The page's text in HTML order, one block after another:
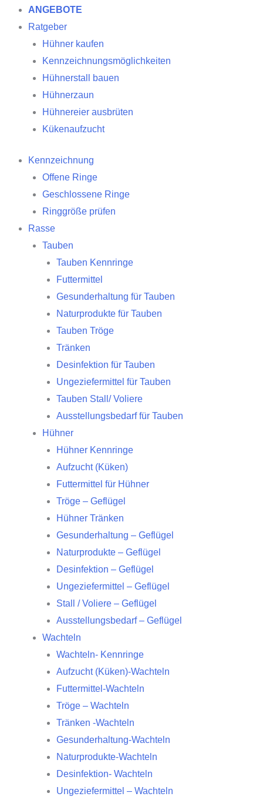
ANGEBOTE
Ratgeber
Hühner kaufen
Kennzeichnungsmöglichkeiten
Hühnerstall bauen
Hühnerzaun
Hühnereier ausbrüten
Kükenaufzucht
Kennzeichnung
Offene Ringe
Geschlossene Ringe
Ringgröße prüfen
Rasse
Tauben
Tauben Kennringe
Futtermittel
Gesunderhaltung für Tauben
Naturprodukte für Tauben
Tauben Tröge
Tränken
Desinfektion für Tauben
Ungeziefermittel für Tauben
Tauben Stall/ Voliere
Ausstellungsbedarf für Tauben
Hühner
Hühner Kennringe
Aufzucht (Küken)
Futtermittel für Hühner
Tröge – Geflügel
Hühner Tränken
Gesunderhaltung – Geflügel
Naturprodukte – Geflügel
Desinfektion – Geflügel
Ungeziefermittel – Geflügel
Stall / Voliere – Geflügel
Ausstellungsbedarf – Geflügel
Wachteln
Wachteln- Kennringe
Aufzucht (Küken)-Wachteln
Futtermittel-Wachteln
Tröge – Wachteln
Tränken -Wachteln
Gesunderhaltung-Wachteln
Naturprodukte-Wachteln
Desinfektion- Wachteln
Ungeziefermittel – Wachteln